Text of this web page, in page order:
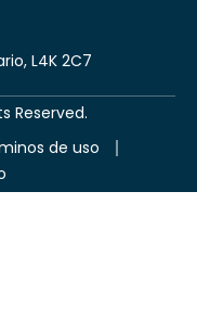
L4K 2C7
Reserved.
de uso